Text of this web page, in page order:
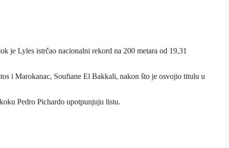
je Lyles istrčao nacionalni rekord na 200 metara od 19,31
i Marokanac, Soufiane El Bakkali, nakon što je osvojio titulu u
Pedro Pichardo upotpunjuju listu.